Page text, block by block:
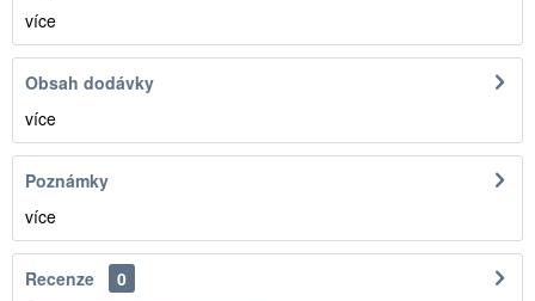
více
Obsah dodávky
více
Poznámky
více
Recenze
0